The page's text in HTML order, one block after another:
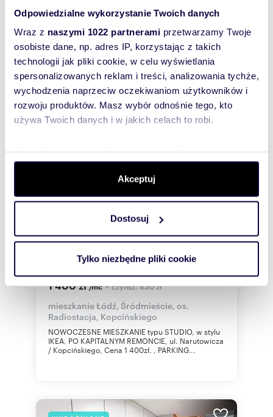
Odpowiedzialne wykorzystanie Twoich danych
Wraz z naszymi 1022 partnerami przetwarzamy Twoje
osobiste dane, np. adres IP, korzystając z takich
technologii jak pliki cookie, w celu wyświetlania
spersonalizowanych reklam i treści, analizowania tychże,
wychodzenia naprzeciw oczekiwaniom użytkowników i
rozwoju produktów. Masz wybór odnośnie tego, kto
używa Twoich danych i w jakich celach to robi.
dane są przetwarzane oraz ustaw własne preferencje w
. W Deklaracji plików cookie możesz
zmienić lub wycofać swoją zgodę w dowolnej chwili.
Wykorzystujemy pliki cookie do spersonalizowania treści
i reklam, aby oferować funkcje społecznościowe i
korzystasz z naszej witryny, udostępniamy partnerom
otrzymanymi od Ciebie lub uzyskanymi podczas
korzystania z ich usług.
Akceptuj
Dostosuj
Tylko niezbędne pliki cookie
WYRÓŻNIONE
33m 1 42zł/m
parking - polecam!
1 400 zł/mc + czynsz: 830 zł
mieszkanie Łódź, Śródmieście, os.
Radiostacja, Kopcińskiego
NOWOCZESNE MIESZKANIE typu STUDIO, w stylu
IKEA, PO KAPITALNYM REMONCIE, ul. Narutowicza
/ Kopcińskiego, Cena 1 400zł. , PARKING...